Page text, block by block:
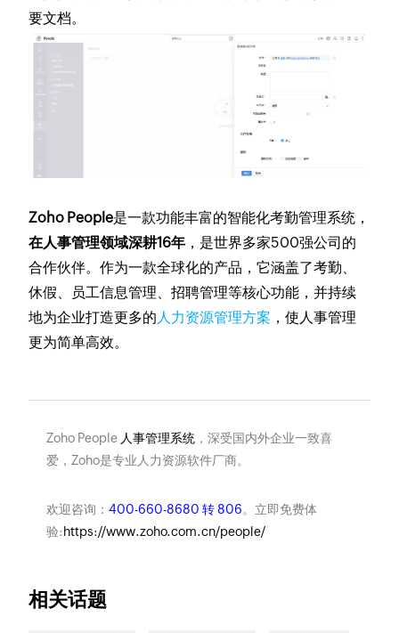
要文档。
Zoho People是一款功能丰富的智能化考勤管理系统，
在人事管理领域深耕16年 ，是世界多家500强公司的
合作伙伴。作为一款全球化的产品，它涵盖了考勤、
休假、员工信息管理、招聘管理等核心功能，并持续
地为企业打造更多的人力资源管理方案 ，使人事管理
更为简单高效。
Zoho People 人事管理系统，深受国内外企业一致喜
爱，Zoho是专业人力资源软件厂商。
欢迎咨询： 400-660-8680 转 806。立即免费体
验: https://www.zoho.com.cn/people/
相关话题